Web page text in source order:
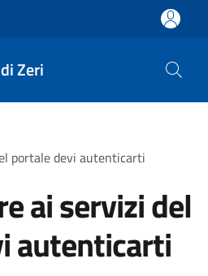
Zeri
portale devi autenticarti
ai servizi del
autenticarti